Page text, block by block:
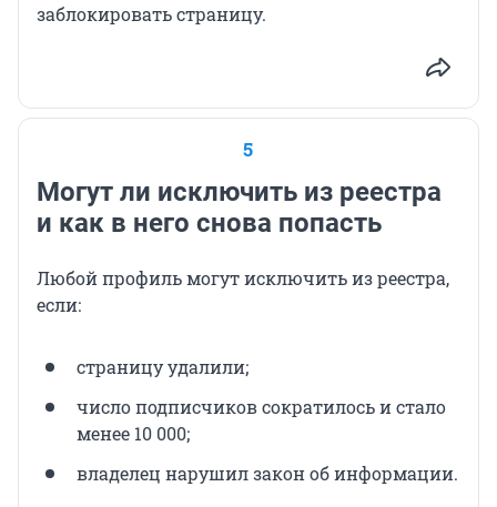
заблокировать страницу.
5
Могут ли исключить из реестра
и как в него снова попасть
Любой профиль могут исключить из реестра,
если:
страницу удалили;
число подписчиков сократилось и стало
менее 10 000;
владелец нарушил закон об информации.